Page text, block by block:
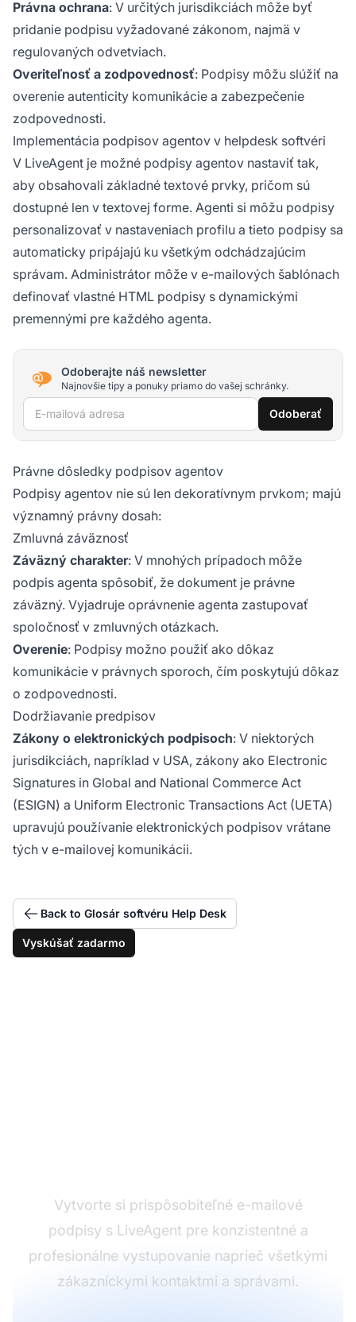
Právna ochrana: V určitých jurisdikciách môže byť
pridanie podpisu vyžadované zákonom, najmä v
regulovaných odvetviach.
Overiteľnosť a zodpovednosť: Podpisy môžu slúžiť na
overenie autenticity komunikácie a zabezpečenie
zodpovednosti.
Implementácia podpisov agentov v helpdesk softvéri
V LiveAgent je možné podpisy agentov nastaviť tak,
aby obsahovali základné textové prvky, pričom sú
dostupné len v textovej forme. Agenti si môžu podpisy
personalizovať v nastaveniach profilu a tieto podpisy sa
automaticky pripájajú ku všetkým odchádzajúcim
správam. Administrátor môže v e-mailových šablónach
definovať vlastné HTML podpisy s dynamickými
premennými pre každého agenta.
Odoberajte náš newsletter
Najnovšie tipy a ponuky priamo do vašej schránky.
E-mailová adresa Odoberať
Právne dôsledky podpisov agentov
Podpisy agentov nie sú len dekoratívnym prvkom; majú
významný právny dosah:
Zmluvná záväznosť
Záväzný charakter: V mnohých prípadoch môže
podpis agenta spôsobiť, že dokument je právne
záväzný. Vyjadruje oprávnenie agenta zastupovať
spoločnosť v zmluvných otázkach.
Overenie: Podpisy možno použiť ako dôkaz
komunikácie v právnych sporoch, čím poskytujú dôkaz
o zodpovednosti.
Dodržiavanie predpisov
Zákony o elektronických podpisoch: V niektorých
jurisdikciách, napríklad v USA, zákony ako Electronic
Signatures in Global and National Commerce Act
(ESIGN) a Uniform Electronic Transactions Act (UETA)
upravujú používanie elektronických podpisov vrátane
tých v e-mailovej komunikácii.
Back to Glosár softvéru Help Desk
Vyskúšať zadarmo
Vytvorte si prispôsobiteľné e-mailové
podpisy s LiveAgent pre konzistentné a
profesionálne vystupovanie naprieč všetkými
zákazníckymi kontaktmi a správami.